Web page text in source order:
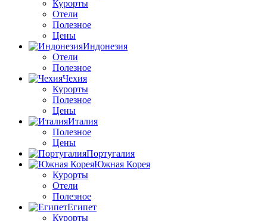
Курорты
Отели
Полезное
Цены
Индонезия
Отели
Полезное
Чехия
Курорты
Полезное
Цены
Италия
Полезное
Цены
Португалия
Южная Корея
Курорты
Отели
Полезное
Египет
Курорты